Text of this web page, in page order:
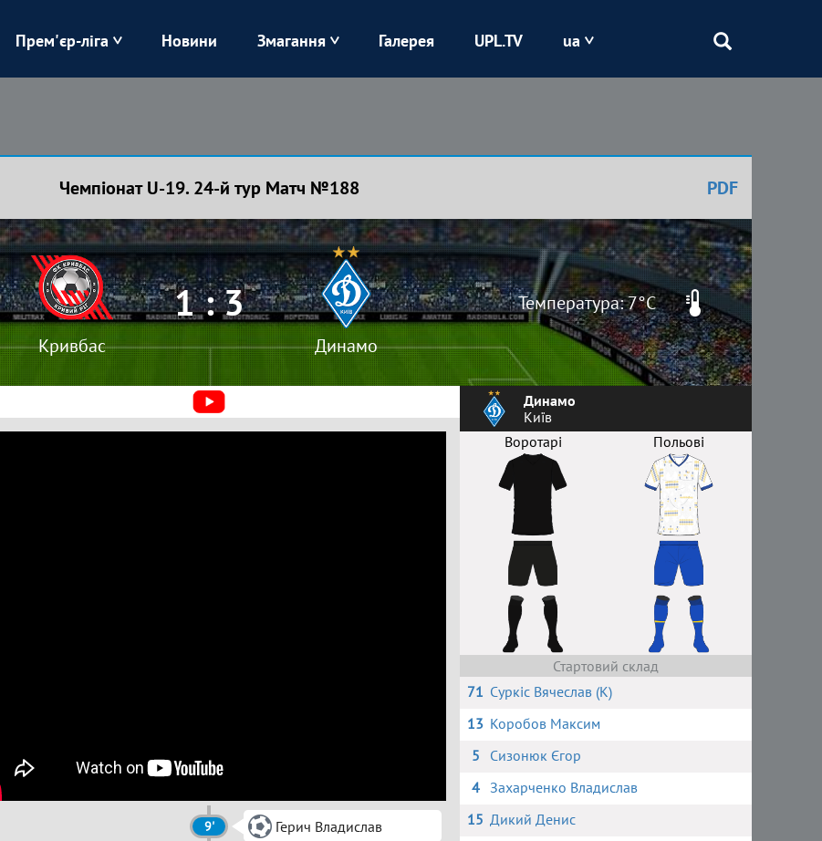
Карпати Колос Кривбас
Харків Чорноморець Шахтар
Прем'єр-ліга Новини Змагання Галерея UPL.TV ua
Чемпіонат U-19. 24-й тур Матч №188 PDF
Кривбас
1 : 3
Динамо
Температура: 7°C
9' Герич Владислав
Динамо
Київ
Воротарі
Польові
Стартовий склад
71 Суркіс Вячеслав (К)
13 Коробов Максим
5
Сизонюк Єгор
4 Захарченко Владислав
15 Дикий Денис